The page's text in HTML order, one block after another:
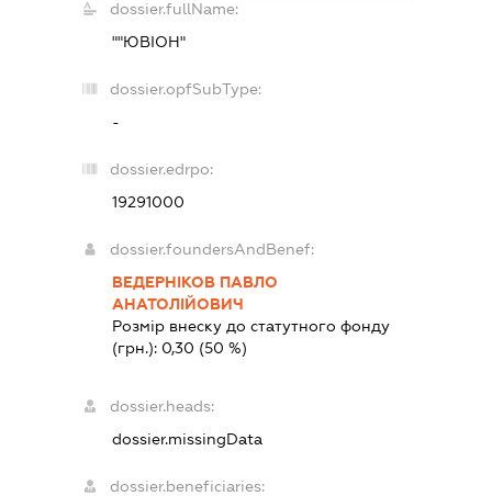
dossier.fullName:
""ЮВІОН"
dossier.opfSubType:
-
dossier.edrpo:
19291000
dossier.foundersAndBenef:
ВЕДЕРНІКОВ ПАВЛО
АНАТОЛІЙОВИЧ
Розмір внеску до статутного фонду
(грн.): 0,30 (50 %)
dossier.heads:
dossier.missingData
dossier.beneficiaries: